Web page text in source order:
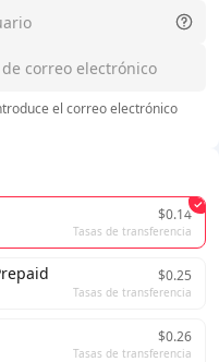
el correo electrónico
$0.14
Tasas de transferencia
$0.25
Tasas de transferencia
$0.26
Tasas de transferencia